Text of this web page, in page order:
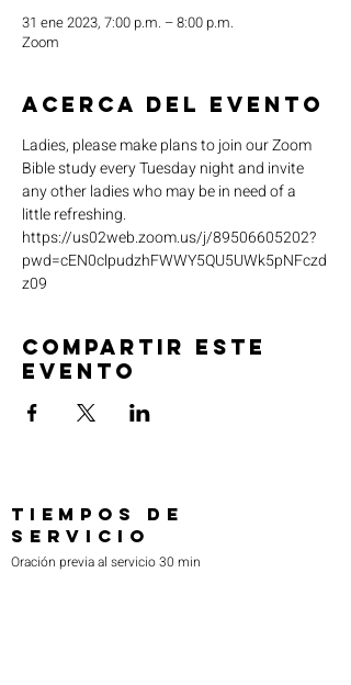
31 ene 2023, 7:00 p.m. – 8:00 p.m.
Zoom
Acerca del evento
Ladies, please make plans to join our Zoom
Bible study every Tuesday night and invite
any other ladies who may be in need of a
little refreshing.
https://us02web.zoom.us/j/89506605202?
pwd=cEN0clpudzhFWWY5QU5UWk5pNFczd
z09
Compartir este
evento
TIEMPOS DE
SERVICIO
Oración previa al servicio 30 min